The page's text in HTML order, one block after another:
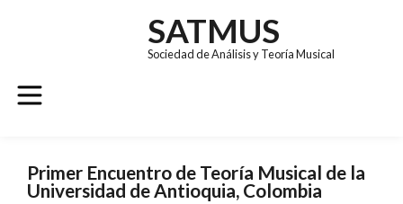
SATMUS
Sociedad de Análisis y Teoría Musical
Primer Encuentro de Teoría Musical de la
Universidad de Antioquia, Colombia